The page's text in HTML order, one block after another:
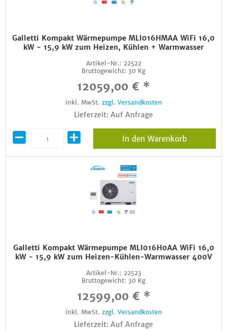
Galletti Kompakt Wärmepumpe MLI016HMAA WiFi 16,0
kW - 15,9 kW zum Heizen, Kühlen + Warmwasser
Artikel-Nr.: 22522
Bruttogewicht: 30 Kg
12059,00 € *
inkl. MwSt. zzgl. Versandkosten
Lieferzeit: Auf Anfrage
In den Warenkorb
Galletti Kompakt Wärmepumpe MLI016H0AA WiFi 16,0
kW - 15,9 kW zum Heizen-Kühlen-Warmwasser 400V
Artikel-Nr.: 22523
Bruttogewicht: 30 Kg
12599,00 € *
inkl. MwSt. zzgl. Versandkosten
Lieferzeit: Auf Anfrage